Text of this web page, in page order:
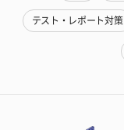
テスト・レポート対策